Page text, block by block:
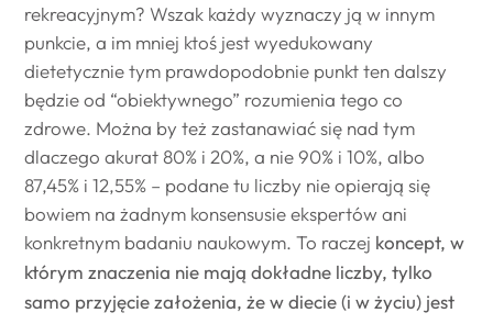
rekreacyjnym? Wszak każdy wyznaczy ją w innym
punkcie, a im mniej ktoś jest wyedukowany
dietetycznie tym prawdopodobnie punkt ten dalszy
będzie od “obiektywnego” rozumienia tego co
zdrowe. Można by też zastanawiać się nad tym
dlaczego akurat 80% i 20%, a nie 90% i 10%, albo
87,45% i 12,55% – podane tu liczby nie opierają się
bowiem na żadnym konsensusie ekspertów ani
konkretnym badaniu naukowym. To raczej koncept, w
którym znaczenia nie mają dokładne liczby, tylko
samo przyjęcie założenia, że w diecie (i w życiu) jest